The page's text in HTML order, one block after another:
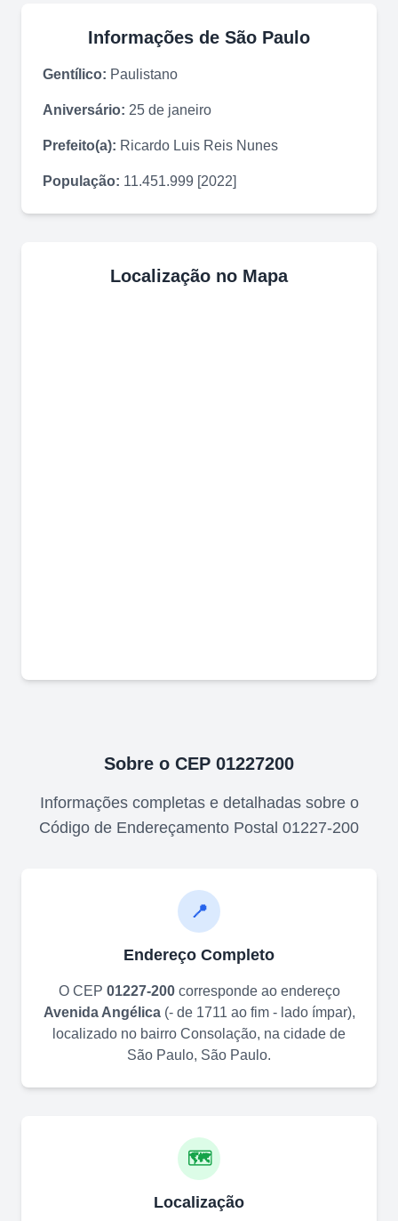
Informações de São Paulo
Gentílico: Paulistano
Aniversário: 25 de janeiro
Prefeito(a): Ricardo Luis Reis Nunes
População: 11.451.999 [2022]
Localização no Mapa
Sobre o CEP 01227200
Informações completas e detalhadas sobre o
Código de Endereçamento Postal 01227-200
📍
Endereço Completo
O CEP 01227-200corresponde ao endereço
Avenida Angélica(- de 1711 ao fim - lado ímpar),
localizado no bairro Consolação, na cidade de
São Paulo, São Paulo.
🗺️
Localização